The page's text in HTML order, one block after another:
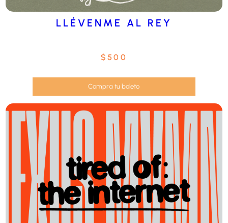
LLÉVENME AL REY
$500
Compra tu boleto